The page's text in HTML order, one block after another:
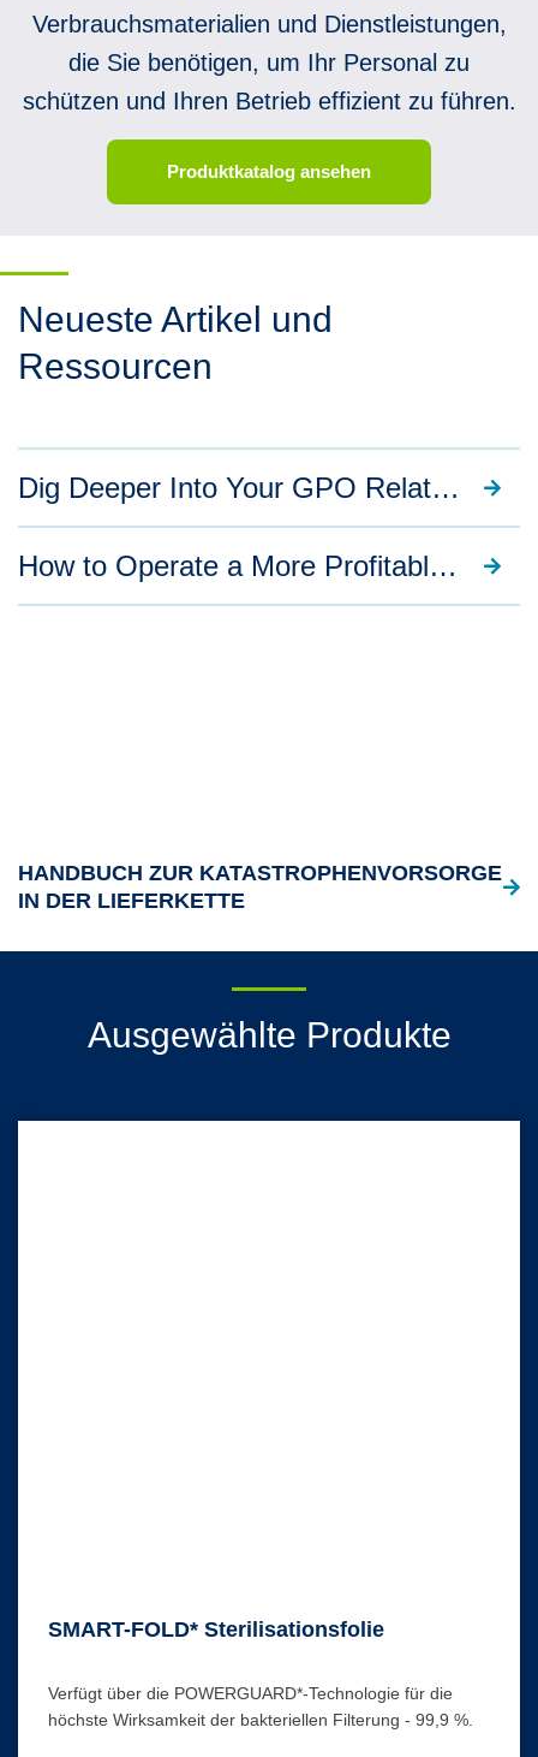
Verbrauchsmaterialien und Dienstleistungen,
die Sie benötigen, um Ihr Personal zu
schützen und Ihren Betrieb effizient zu führen.
Produktkatalog ansehen
Neueste Artikel und
Ressourcen
Dig Deeper Into Your GPO Relationship: 8 Tips To Maximize Your Contract
How to Operate a More Profitable O.R.
HANDBUCH ZUR KATASTROPHENVORSORGE
IN DER LIEFERKETTE
Ausgewählte Produkte
SMART-FOLD* Sterilisationsfolie
Verfügt über die POWERGUARD*-Technologie für die
höchste Wirksamkeit der bakteriellen Filterung - 99,9 %.